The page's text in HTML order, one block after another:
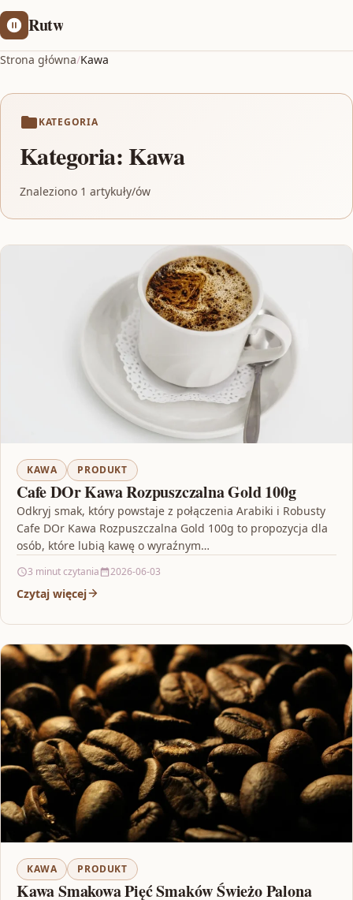
Rutw
Strona główna/Kawa
KATEGORIA
Kategoria: Kawa
Znaleziono 1 artykuły/ów
KAWA PRODUKT
Cafe DOr Kawa Rozpuszczalna Gold 100g
Odkryj smak, który powstaje z połączenia Arabiki i Robusty
Cafe DOr Kawa Rozpuszczalna Gold 100g to propozycja dla
osób, które lubią kawę o wyraźnym…
3 minut czytania 2026-06-03
Czytaj więcej
KAWA PRODUKT
Kawa Smakowa Pięć Smaków Świeżo Palona